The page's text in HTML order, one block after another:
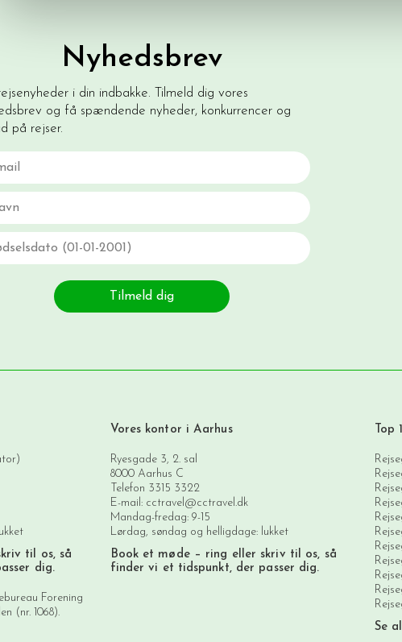
Nyhedsbrev
i din indbakke. Tilmeld dig vores
og få spændende nyheder, konkurrencer og
på rejser.
Tilmeld dig
til os, så
dig.
Forening
(nr. 1068).
Vores kontor i Aarhus
Ryesgade 3, 2. sal
8000 Aarhus C
Telefon 3315 3322
E-mail: cctravel@cctravel.dk
Mandag-fredag: 9-15
Lørdag, søndag og helligdage: lukket
Book et møde– ring eller skriv til os, så
finder vi et tidspunkt, der passer dig.
Top
Se